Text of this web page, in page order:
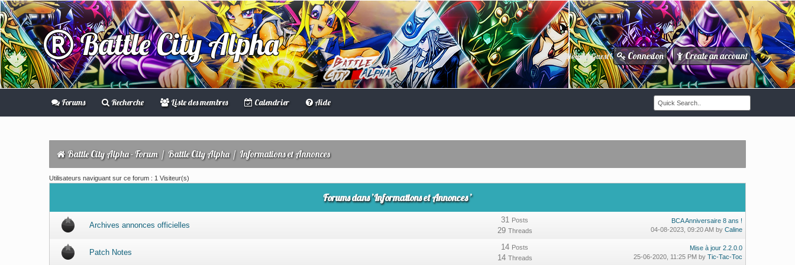
Battle City Alpha Howdy Guest! Connexion / Create an account
Forums Recherche Liste des membres Calendrier Aide
Battle City Alpha - Forum/ Battle City Alpha / Informations et Annonces
Utilisateurs naviguant sur ce forum : 1 Visiteur(s)
Forums dans ’Informations et Annonces ’
Archives annonces officielles
31 Posts
29 Threads
BCA Anniversaire 8 ans !
04-08-2023, 09:20 AM by Caline
Patch Notes
14 Posts
14 Threads
Mise à jour 2.2.0.0
25-06-2020, 11:25 PM by Tic-Tac-Toc